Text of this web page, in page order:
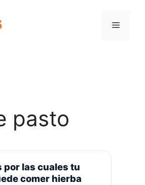
Menú
pasto
por las cuales tu
comer hierba